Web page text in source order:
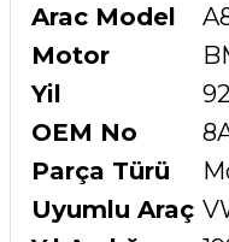
Arac Model
Motor
Yil
OEM No
Parça Türü
Uyumlu Araç